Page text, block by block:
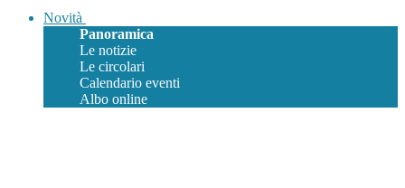
Novità
Panoramica
Le notizie
Le circolari
Calendario eventi
Albo online